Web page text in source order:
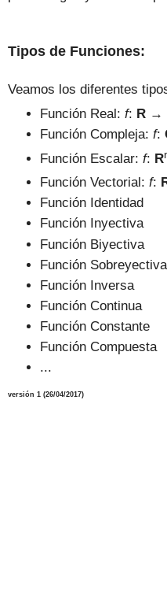
Tipos de Funciones:
Veamos los diferentes
Función Real:f: R →
Función Compleja:f:
Función Escalar: f: R
Función Vectorial:f:
Función Identidad
Función Inyectiva
Función Biyectiva
Función Sobreyectiva
Función Inversa
Función Continua
Función Constante
Función Compuesta
...
versión 1 (26/04/2017)